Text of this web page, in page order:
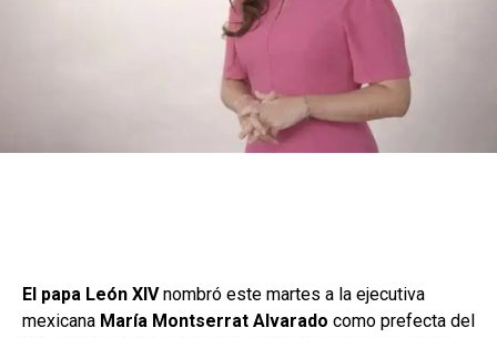
El papa León XIVnombró este martes a la ejecutiva
mexicana María Montserrat Alvarado como prefecta del